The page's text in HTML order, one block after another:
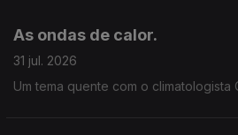
As ondas de calor.
31 jul. 2026
Um tema quente com o climatologista